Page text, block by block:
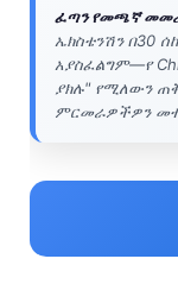
ፈጣን የመጫኛ
ኤክስቴንሽን በ30
አያስፈልግም—የ
ያክሉ" የሚለውን
ምርመራዎችዎን
سنڌي
অসমীয়া
Latviešu
Euskara